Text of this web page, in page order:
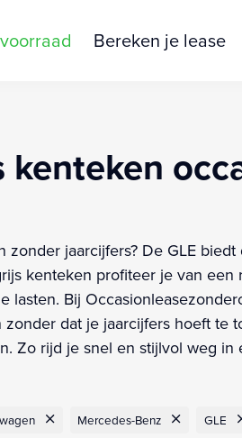
Bereken je lease
kenteken
zonder jaarcijfers? De GLE
kenteken profiteer je van
Bij
dat je jaarcijfers hoeft
Zo rijd je snel en stijlvol weg
Mercedes-Benz GLE